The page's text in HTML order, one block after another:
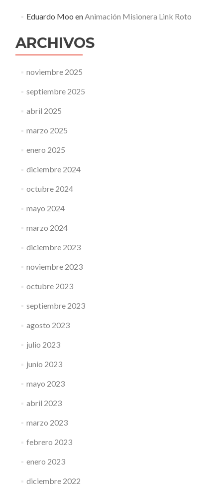
Eduardo Moo enAnimación Misionera Link Roto
ARCHIVOS
noviembre 2025
septiembre 2025
abril 2025
marzo 2025
enero 2025
diciembre 2024
octubre 2024
mayo 2024
marzo 2024
diciembre 2023
noviembre 2023
octubre 2023
septiembre 2023
agosto 2023
julio 2023
junio 2023
mayo 2023
abril 2023
marzo 2023
febrero 2023
enero 2023
diciembre 2022